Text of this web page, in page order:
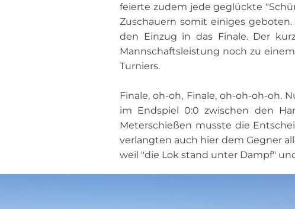
feierte zudem jede geglückte
Zuschauern somit einiges
den Einzug in das Finale. Der
Mannschaftsleistung noch zu
Turniers.
Finale, oh-oh, Finale, oh-oh-oh-oh.
im Endspiel 0:0 zwischen den
Meterschießen musste die
verlangten auch hier dem Gegner
weil "die Lok stand unter Dampf"